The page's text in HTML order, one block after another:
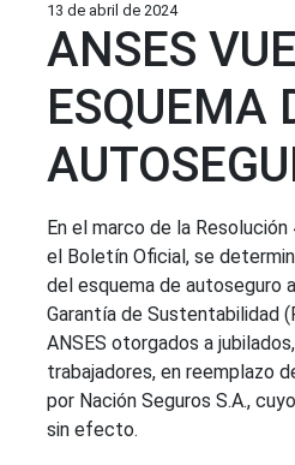
13 de abril de 2024
ANSES
ESQUEMA
En el marco de la
el Boletín Oficial, se
del esquema de autoseguro
Garantía de Sustentabilidad
ANSES otorgados a
trabajadores, en reemplazo
por Nación Seguros S.A.,
sin efecto.